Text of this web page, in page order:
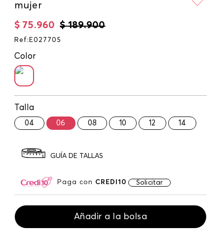
mujer
$ 189.900
$ 75.960
Ref : E027705
Color
Talla
04 06 08 10 12 14
GUÍA DE TALLAS
Paga con CREDI10 Solicitar
Añadir a la bolsa